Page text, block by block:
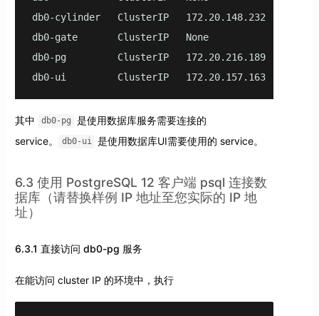
db0-cylinder   ClusterIP   172.20.148.232
db0-gate       ClusterIP   None             <none>
db0-pg         ClusterIP   172.20.216.189
db0-ui         ClusterIP   172.20.157.163
其中 db0-pg
是使用数据库服务需要连接的
service。
db0-ui 是使用数据库UI需要使用的 service。
6.3 使用 PostgreSQL 12 客户端 psql 连接数
据库（请替换样例 IP 地址至您实际的 IP 地
址）
6.3.1 直接访问 db0-pg 服务
在能访问 cluster IP 的环境中，执行